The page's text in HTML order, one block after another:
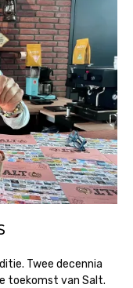
Twee decennia
toekomst van Salt.